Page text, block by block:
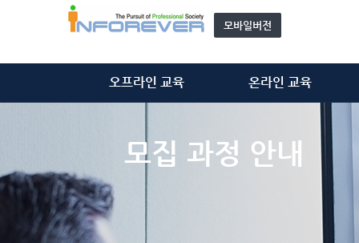
모바일버전
오프라인 교육
정보시스템감리사
ISMS-P 심사원
자문단(강사) 소개&신청
온라인 교육
정보시스템감리사
ISMS-P 심사원
개인정보관리사(CPPG)
모집 과정 안내